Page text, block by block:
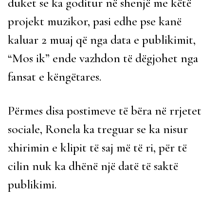
projekt muzikor, pasi edhe pse kanë
kaluar 2 muaj që nga data e publikimit,
“Mos ik” ende vazhdon të dëgjohet nga
fansat e këngëtares.
Përmes disa postimeve të bëra në rrjetet
sociale, Ronela ka treguar se ka nisur
xhirimin e klipit të saj më të ri, për të
cilin nuk ka dhënë një datë të saktë
publikimi.